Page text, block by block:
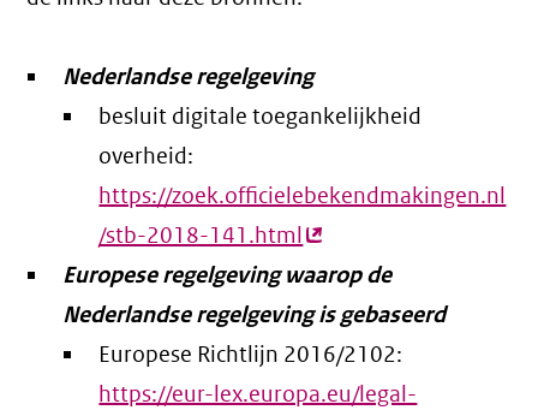
Nederlandse regelgeving
besluit digitale toegankelijkheid
overheid:
https://zoek.officielebekendmakingen.nl
/stb-2018-141.html(externe
link)
Europese regelgeving waarop de
Nederlandse regelgeving is gebaseerd
Europese Richtlijn 2016/2102:
https://eur-lex.europa.eu/legal-